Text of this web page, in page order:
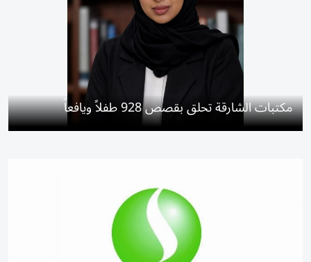
مكتبات الشارقة تحلق بقصص 928 طفلاً ويافعاً